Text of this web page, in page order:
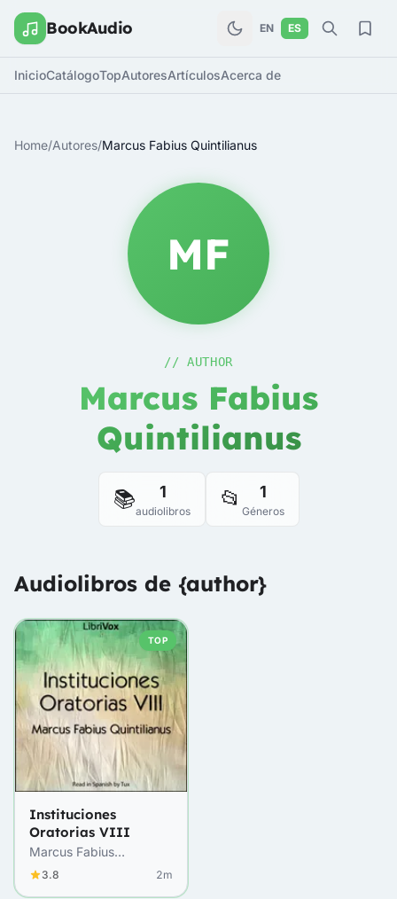
BookAudio EN ES
InicioCatálogoTopAutoresArtículosAcerca de
Home/Autores/Marcus Fabius Quintilianus
MF
// AUTHOR
Marcus Fabius
Quintilianus
📚 1
audiolibros 📂 1
Géneros
Audiolibros de {author}
TOP
Instituciones
Oratorias VIII
Marcus Fabius
Quintilianus
3.8 2m